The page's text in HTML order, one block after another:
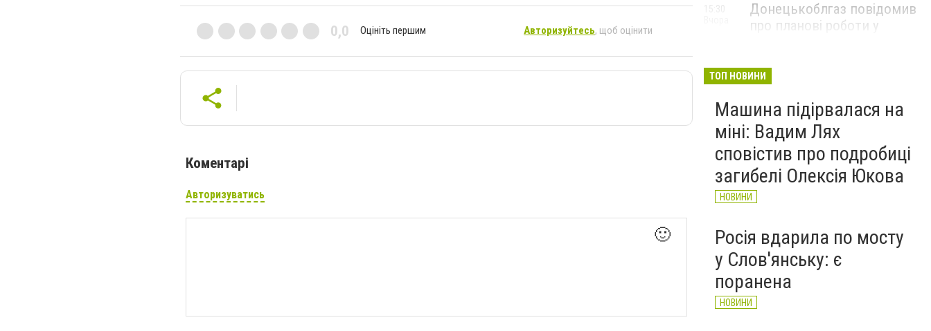
0,0 Оцініть першим Авторизуйтесь, щоб оцінити
Коментарі
Авторизуватись
🙂
Донецькоблгаз повідомив
про планові роботи у
НОВИНИ
15:30
ТОП НОВИНИ
Машина підірвалася на
міні: Вадим Лях
сповістив про подробиці
загибелі Олексія Юкова
НОВИНИ
Росія вдарила по мосту
у Слов'янську: є
поранена
НОВИНИ